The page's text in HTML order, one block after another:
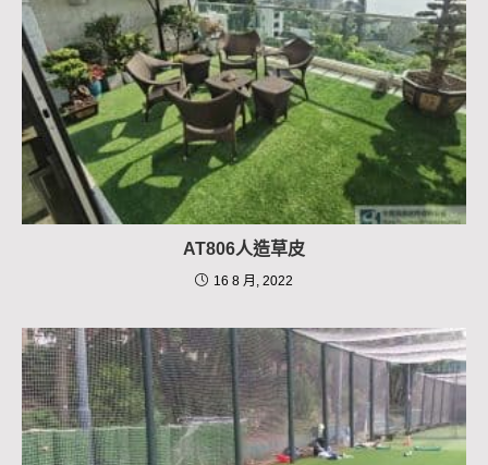
AT806人造草皮
16 8 月, 2022